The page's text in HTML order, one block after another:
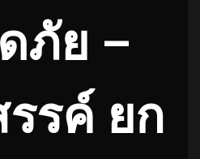
ภัย –
รค์ ยก